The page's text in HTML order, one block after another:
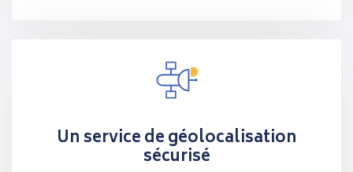
Un service de géolocalisation
sécurisé